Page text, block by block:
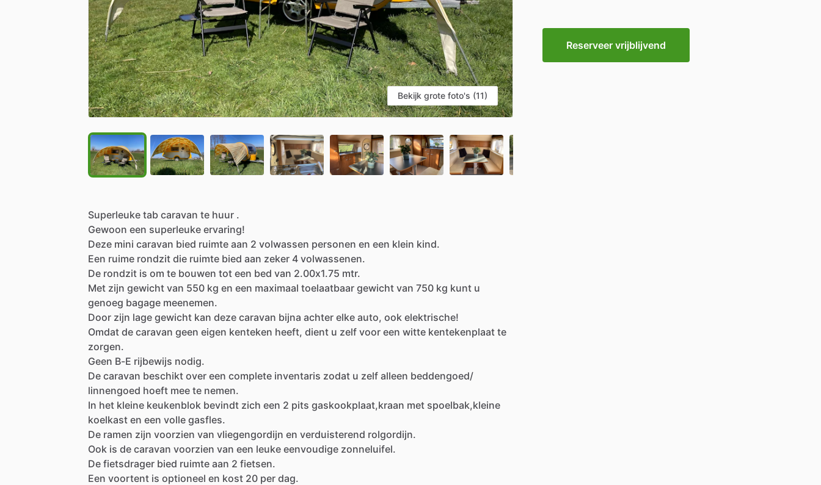
Bekijk grote foto's (11)
Superleuke tab caravan te huur .
Gewoon een superleuke ervaring!
Deze mini caravan bied ruimte aan 2 volwassen personen en een klein kind.
Een ruime rondzit die ruimte bied aan zeker 4 volwassenen.
De rondzit is om te bouwen tot een bed van 2.00x1.75 mtr.
Met zijn gewicht van 550 kg en een maximaal toelaatbaar gewicht van 750 kg kunt u
genoeg bagage meenemen.
Door zijn lage gewicht kan deze caravan bijna achter elke auto, ook elektrische!
Omdat de caravan geen eigen kenteken heeft, dient u zelf voor een witte kentekenplaat te
zorgen.
Geen B-E rijbewijs nodig.
De caravan beschikt over een complete inventaris zodat u zelf alleen beddengoed​/​
linnengoed hoeft mee te nemen.
In het kleine keukenblok bevindt zich een 2 pits gaskookplaat,kraan met spoelbak,kleine
koelkast en een volle gasfles.
De ramen zijn voorzien van vliegengordijn en verduisterend rolgordijn.
Ook is de caravan voorzien van een leuke eenvoudige zonneluifel.
De fietsdrager bied ruimte aan 2 fietsen.
Een voortent is optioneel en kost 20 per dag.
Reserveer vrijblijvend